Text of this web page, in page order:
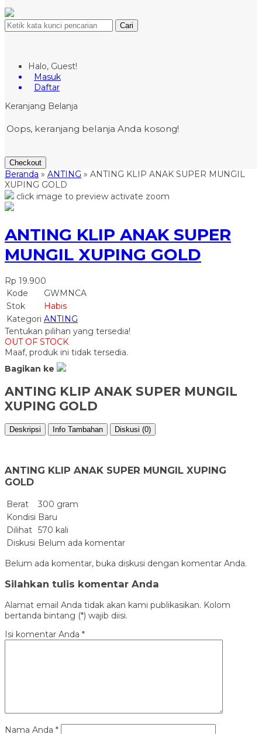
Cari
Halo, Guest!
Masuk
Daftar
Keranjang Belanja
Oops, keranjang belanja Anda kosong!
Checkout
Beranda » ANTING » ANTING KLIP ANAK SUPER MUNGIL
XUPING GOLD
click image to preview activate zoom
ANTING KLIP ANAK SUPER
MUNGIL XUPING GOLD
Rp 19.900
Kode
GWMNCA
Stok
Habis
Kategori ANTING
Tentukan pilihan yang tersedia!
OUT OF STOCK
Maaf, produk ini tidak tersedia.
Bagikan ke
ANTING KLIP ANAK SUPER MUNGIL
XUPING GOLD
Deskripsi Info Tambahan Diskusi (0)
ANTING KLIP ANAK SUPER MUNGIL XUPING
GOLD
Berat
300 gram
Kondisi Baru
Dilihat 570 kali
Diskusi Belum ada komentar
Belum ada komentar, buka diskusi dengan komentar Anda.
Silahkan tulis komentar Anda
Alamat email Anda tidak akan kami publikasikan. Kolom
bertanda bintang (*) wajib diisi.
Isi komentar Anda *
Nama Anda *